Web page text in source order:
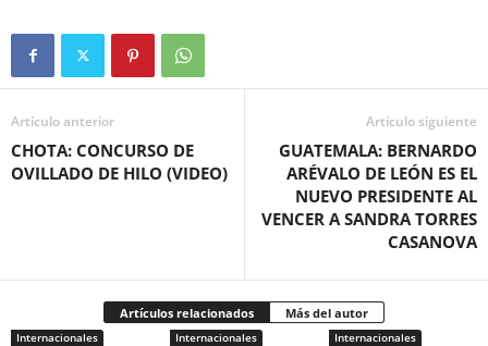
Artículo anterior
CHOTA: CONCURSO DE
OVILLADO DE HILO (VIDEO)
Artículo siguiente
GUATEMALA: BERNARDO
ARÉVALO DE LEÓN ES EL
NUEVO PRESIDENTE AL
VENCER A SANDRA TORRES
CASANOVA
Artículos relacionados Más del autor
Internacionales Internacionales Internacionales